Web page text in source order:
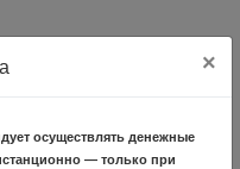
×
осуществлять денежные
— только при